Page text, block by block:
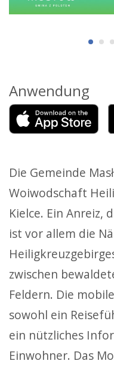
Anwendung
Die Gemeinde
Woiwodschaft
Kielce. Ein Anreiz,
ist vor allem die
zwischen
Feldern. Die
sowohl ein
ein nützliches
Einwohner. Das